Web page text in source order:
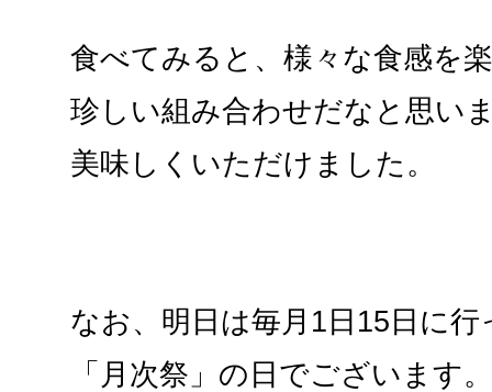
食べてみると、様々な食感を
珍しい組み合わせだなと思い
美味しくいただけました。
なお、明日は毎月1日15日に
「月次祭」の日でございます。